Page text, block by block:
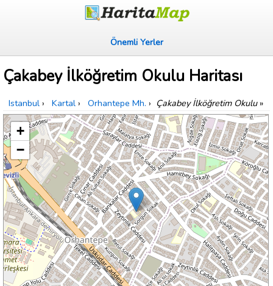
Önemli Yerler
Çakabey İlköğretim Okulu Haritası
Istanbul › Kartal › Orhantepe Mh. › Çakabey İlköğretim Okulu»
+
−